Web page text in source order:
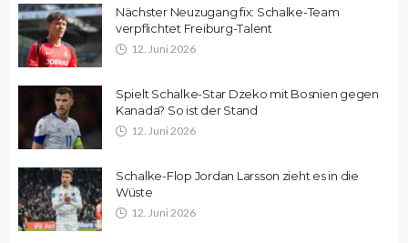
Nächster Neuzugang fix: Schalke-Team
verpflichtet Freiburg-Talent
12. Juni 2026
Spielt Schalke-Star Dzeko mit Bosnien gegen
Kanada? So ist der Stand
12. Juni 2026
Schalke-Flop Jordan Larsson zieht es in die
Wüste
12. Juni 2026